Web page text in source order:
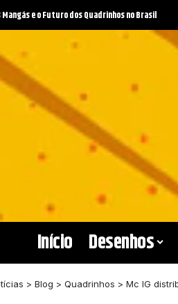
TV Globinho no streaming: nostalgia, acesso e
Início Desenhos
> Blog > Quadrinhos > Mc IG